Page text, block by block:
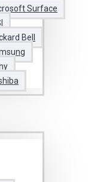
Surface
Bell